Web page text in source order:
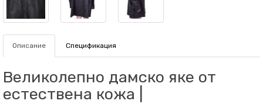
Описание Спецификация
Великолепно дамско яке от
естествена кожа |